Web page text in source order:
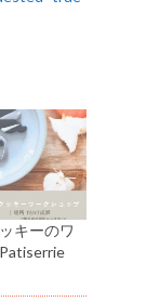
キーのワ